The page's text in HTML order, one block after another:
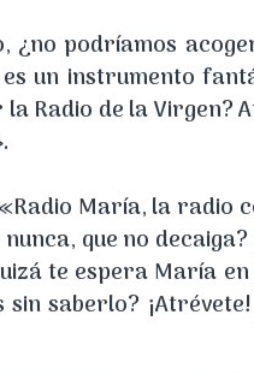
¿no podríamos
un instrumento
Radio de la Virgen?
María, la radio
que no
te espera María
sin saberlo?